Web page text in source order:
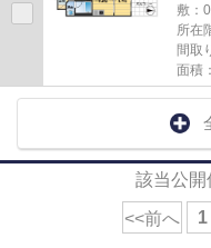
敷：
所在
間取
面積
該当公開
<<前へ 1